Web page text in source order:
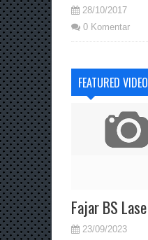
28/10/2017
0 Komentar
FEATURED VIDEO
Fajar BS Lase
23/09/2023